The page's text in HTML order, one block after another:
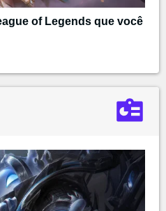
of Legends que você